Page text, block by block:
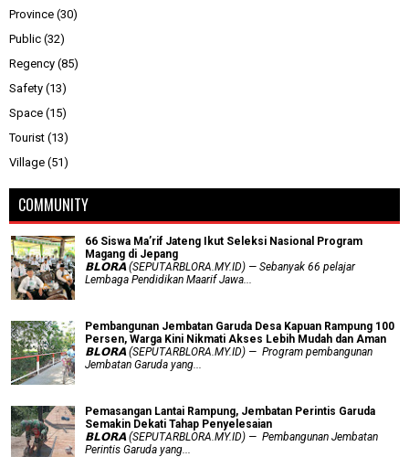
Province (30)
Public (32)
Regency (85)
Safety (13)
Space (15)
Tourist (13)
Village (51)
COMMUNITY
66 Siswa Ma’rif Jateng Ikut Seleksi Nasional Program
Magang di Jepang
𝗕𝗟𝗢𝗥𝗔 (SEPUTARBLORA.MY.ID) — Sebanyak 66 pelajar
Lembaga Pendidikan Maarif Jawa...
Pembangunan Jembatan Garuda Desa Kapuan Rampung 100
Persen, Warga Kini Nikmati Akses Lebih Mudah dan Aman
𝗕𝗟𝗢𝗥𝗔 (SEPUTARBLORA.MY.ID) — Program pembangunan
Jembatan Garuda yang...
Pemasangan Lantai Rampung, Jembatan Perintis Garuda
Semakin Dekati Tahap Penyelesaian
𝗕𝗟𝗢𝗥𝗔 (SEPUTARBLORA.MY.ID) — Pembangunan Jembatan
Perintis Garuda yang...